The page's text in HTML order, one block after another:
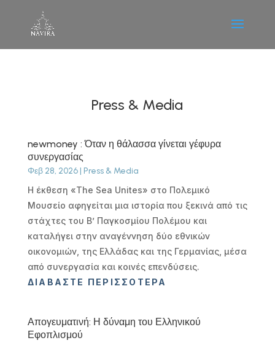
Press & Media
newmoney : Όταν η θάλασσα γίνεται γέφυρα
συνεργασίας
Φεβ 28, 2026| Press & Media
Η έκθεση «The Sea Unites» στο Πολεμικό
Μουσείο αφηγείται μια ιστορία που ξεκινά από τις
στάχτες του Β’ Παγκοσμίου Πολέμου και
καταλήγει στην αναγέννηση δύο εθνικών
οικονομιών, της Ελλάδας και της Γερμανίας, μέσα
από συνεργασία και κοινές επενδύσεις.
ΔΙΑΒΆΣΤΕ ΠΕΡΙΣΣΌΤΕΡΑ
Απογευματινή: Η δύναμη του Ελληνικού
Εφοπλισμού